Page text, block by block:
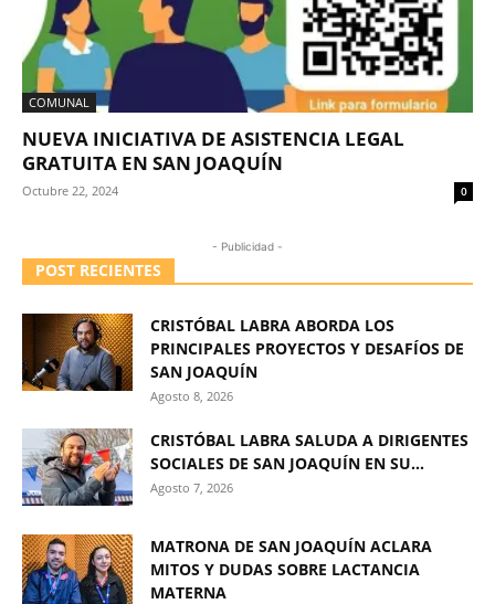
COMUNAL
NUEVA INICIATIVA DE ASISTENCIA LEGAL
GRATUITA EN SAN JOAQUÍN
Octubre 22, 2024 0
- Publicidad -
POST RECIENTES
CRISTÓBAL LABRA ABORDA LOS
PRINCIPALES PROYECTOS Y DESAFÍOS DE
SAN JOAQUÍN
Agosto 8, 2026
CRISTÓBAL LABRA SALUDA A DIRIGENTES
SOCIALES DE SAN JOAQUÍN EN SU...
Agosto 7, 2026
MATRONA DE SAN JOAQUÍN ACLARA
MITOS Y DUDAS SOBRE LACTANCIA
MATERNA